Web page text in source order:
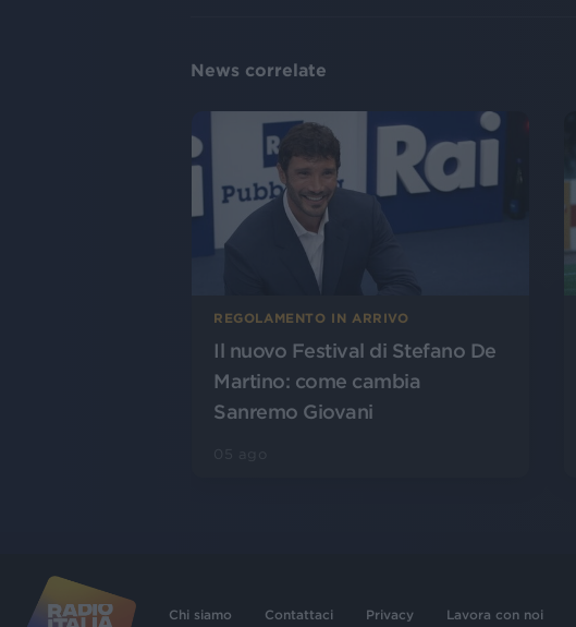
News correlate
REGOLAMENTO IN ARRIVO
Il nuovo Festival di Stefano De
Martino: come cambia
Sanremo Giovani
Chi siamo Contattaci Privacy Lavora con noi